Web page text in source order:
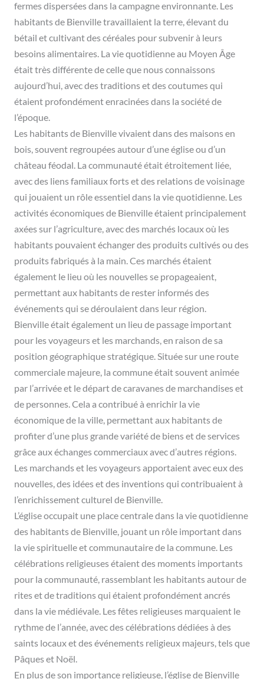
fermes dispersées dans la campagne environnante. Les
habitants de Bienville travaillaient la terre, élevant du
bétail et cultivant des céréales pour subvenir à leurs
besoins alimentaires. La vie quotidienne au Moyen Âge
était très différente de celle que nous connaissons
aujourd’hui, avec des traditions et des coutumes qui
étaient profondément enracinées dans la société de
l’époque.
Les habitants de Bienville vivaient dans des maisons en
bois, souvent regroupées autour d’une église ou d’un
château féodal. La communauté était étroitement liée,
avec des liens familiaux forts et des relations de voisinage
qui jouaient un rôle essentiel dans la vie quotidienne. Les
activités économiques de Bienville étaient principalement
axées sur l’agriculture, avec des marchés locaux où les
habitants pouvaient échanger des produits cultivés ou des
produits fabriqués à la main. Ces marchés étaient
également le lieu où les nouvelles se propageaient,
permettant aux habitants de rester informés des
événements qui se déroulaient dans leur région.
Bienville était également un lieu de passage important
pour les voyageurs et les marchands, en raison de sa
position géographique stratégique. Située sur une route
commerciale majeure, la commune était souvent animée
par l’arrivée et le départ de caravanes de marchandises et
de personnes. Cela a contribué à enrichir la vie
économique de la ville, permettant aux habitants de
profiter d’une plus grande variété de biens et de services
grâce aux échanges commerciaux avec d’autres régions.
Les marchands et les voyageurs apportaient avec eux des
nouvelles, des idées et des inventions qui contribuaient à
l’enrichissement culturel de Bienville.
L’église occupait une place centrale dans la vie quotidienne
des habitants de Bienville, jouant un rôle important dans
la vie spirituelle et communautaire de la commune. Les
célébrations religieuses étaient des moments importants
pour la communauté, rassemblant les habitants autour de
rites et de traditions qui étaient profondément ancrés
dans la vie médiévale. Les fêtes religieuses marquaient le
rythme de l’année, avec des célébrations dédiées à des
saints locaux et des événements religieux majeurs, tels que
Pâques et Noël.
En plus de son importance religieuse, l’église de Bienville